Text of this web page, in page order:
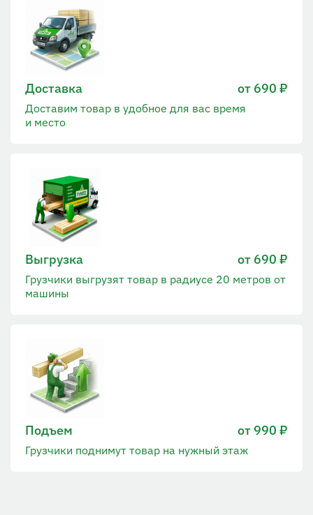
Доставка от 690 ₽
Доставим товар в удобное для вас время
и место
Выгрузка от 690 ₽
Грузчики выгрузят товар в радиусе 20 метров от
машины
Подъем от 990 ₽
Грузчики поднимут товар на нужный этаж